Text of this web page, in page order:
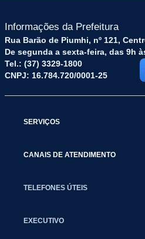
Informações da Prefeitura
Rua Barão de Piumhi, nº 121,
De segunda a sexta-feira, das 9h
Tel.: (37) 3329-1800
CNPJ: 16.784.720/0001-25
SERVIÇOS
CANAIS DE ATENDIMENTO
TELEFONES ÚTEIS
EXECUTIVO